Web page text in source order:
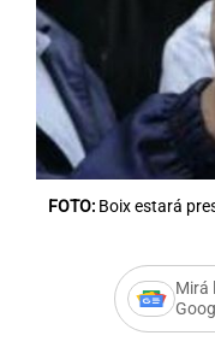
FOTO: Boix estará
Mirá
Notas
Editorial